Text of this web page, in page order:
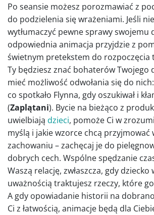
Po seansie możesz porozmawiać z
do podzielenia się wrażeniami. Jeśli
wytłumaczyć pewne sprawy swojemu
odpowiednia animacja przyjdzie z
świetnym pretekstem do rozpoczęcia
Ty będziesz znać bohaterów Twojego
mieć możliwość odwołania się do
co spotkało Flynna, gdy oszukiwał i
(Zaplątani). Bycie na bieżąco z
uwielbiają dzieci, pomoże Ci w
myślą i jakie wzorce chcą przyjmować
zachowaniu – zachęcaj je do
dobrych cech. Wspólne spędzanie
Waszą relację, zwłaszcza, gdy dziecko
uważnością traktujesz rzeczy, które
A gdy opowiadanie historii na
Ci z łatwością, animacje będą dla